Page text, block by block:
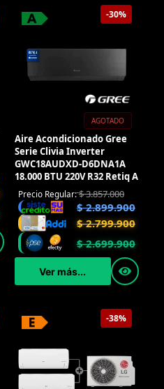
alto
-30%
AGOTADO
Aire Acondicionado Gree
Serie Clivia Inverter
GWC18AUDXD-D6DNA1A
18.000 BTU 220V R32 Retiq A
Precio Regular:$3.857.000
$2.899.900
$2.799.900
$2.699.900
Ver más...
-38%